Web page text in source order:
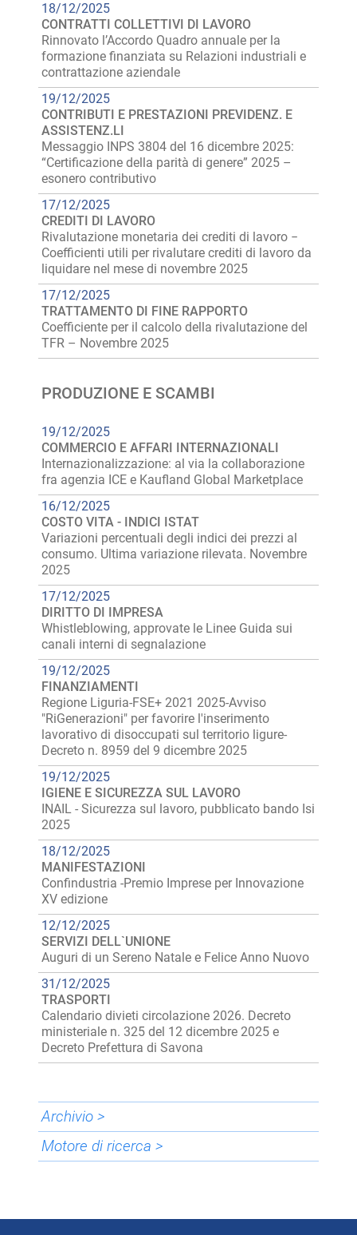
18/12/2025
CONTRATTI COLLETTIVI DI LAVORO
Rinnovato l’Accordo Quadro annuale per la
formazione finanziata su Relazioni industriali e
contrattazione aziendale
19/12/2025
CONTRIBUTI E PRESTAZIONI PREVIDENZ. E
ASSISTENZ.LI
Messaggio INPS 3804 del 16 dicembre 2025:
“Certificazione della parità di genere” 2025 –
esonero contributivo
17/12/2025
CREDITI DI LAVORO
Rivalutazione monetaria dei crediti di lavoro −
Coefficienti utili per rivalutare crediti di lavoro da
liquidare nel mese di novembre 2025
17/12/2025
TRATTAMENTO DI FINE RAPPORTO
Coefficiente per il calcolo della rivalutazione del
TFR – Novembre 2025
PRODUZIONE E SCAMBI
19/12/2025
COMMERCIO E AFFARI INTERNAZIONALI
Internazionalizzazione: al via la collaborazione
fra agenzia ICE e Kaufland Global Marketplace
16/12/2025
COSTO VITA - INDICI ISTAT
Variazioni percentuali degli indici dei prezzi al
consumo. Ultima variazione rilevata. Novembre
2025
17/12/2025
DIRITTO DI IMPRESA
Whistleblowing, approvate le Linee Guida sui
canali interni di segnalazione
19/12/2025
FINANZIAMENTI
Regione Liguria-FSE+ 2021 2025-Avviso
"RiGenerazioni" per favorire l'inserimento
lavorativo di disoccupati sul territorio ligure-
Decreto n. 8959 del 9 dicembre 2025
19/12/2025
IGIENE E SICUREZZA SUL LAVORO
INAIL - Sicurezza sul lavoro, pubblicato bando Isi
2025
18/12/2025
MANIFESTAZIONI
Confindustria -Premio Imprese per Innovazione
XV edizione
12/12/2025
SERVIZI DELL`UNIONE
Auguri di un Sereno Natale e Felice Anno Nuovo
31/12/2025
TRASPORTI
Calendario divieti circolazione 2026. Decreto
ministeriale n. 325 del 12 dicembre 2025 e
Decreto Prefettura di Savona
Archivio >
Motore di ricerca >